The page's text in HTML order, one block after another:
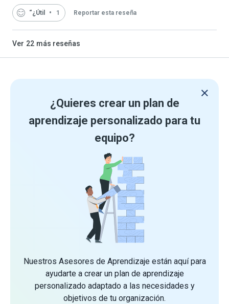
“¿Útil 1 Reportar esta reseña
Ver 22 más reseñas
¿Quieres crear un plan de
aprendizaje personalizado para tu
equipo?
Nuestros Asesores de Aprendizaje están aquí para
ayudarte a crear un plan de aprendizaje
personalizado adaptado a las necesidades y
objetivos de tu organización.